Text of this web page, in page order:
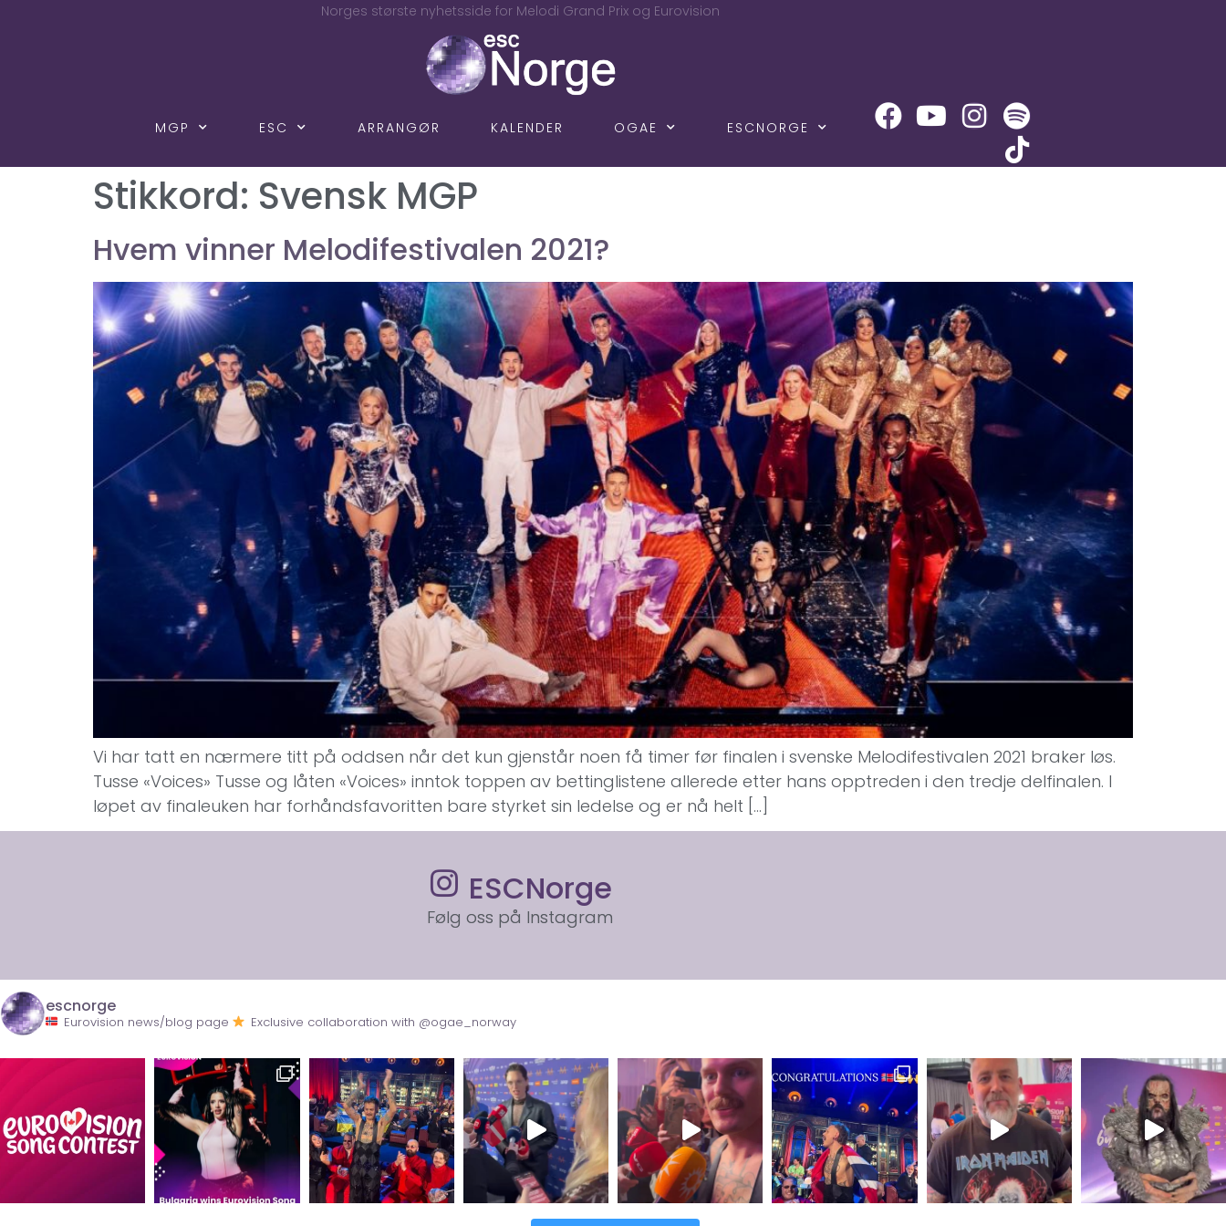
Norges største nyhetsside for Melodi Grand Prix og Eurovision
MGP ESC ARRANGØR KALENDER OGAE ESCNORGE
Stikkord: Svensk MGP
Hvem vinner Melodifestivalen 2021?
Vi har tatt en nærmere titt på oddsen når det kun gjenstår noen få timer før finalen i svenske Melodifestivalen 2021 braker løs.
Tusse «Voices» Tusse og låten «Voices» inntok toppen av bettinglistene allerede etter hans opptreden i den tredje delfinalen. I
løpet av finaleuken har forhåndsfavoritten bare styrket sin ledelse og er nå helt […]
ESCNorge
Følg oss på Instagram
escnorge
Eurovision news/blog page Exclusive collaboration with @ogae_norway